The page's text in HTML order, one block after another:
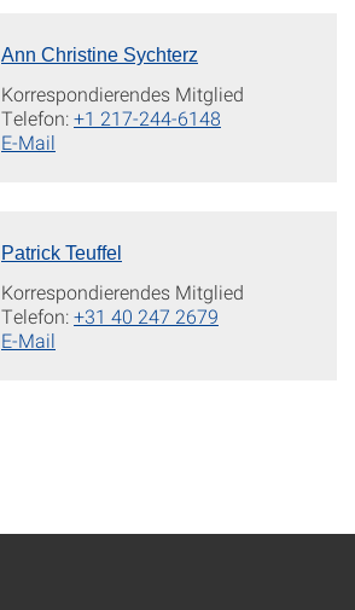
Ann Christine Sychterz
Korrespondierendes Mitglied
Telefon:+1 217-244-6148
E-Mail
Patrick Teuffel
Korrespondierendes Mitglied
Telefon:+31 40 247 2679
E-Mail